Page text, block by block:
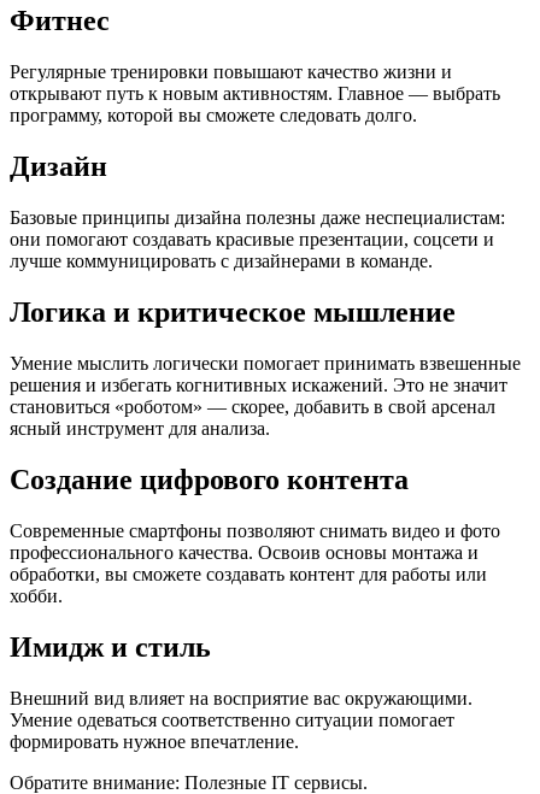
Фитнес
Регулярные тренировки повышают качество жизни и
открывают путь к новым активностям. Главное — выбрать
программу, которой вы сможете следовать долго.
Дизайн
Базовые принципы дизайна полезны даже неспециалистам:
они помогают создавать красивые презентации, соцсети и
лучше коммуницировать с дизайнерами в команде.
Логика и критическое мышление
Умение мыслить логически помогает принимать взвешенные
решения и избегать когнитивных искажений. Это не значит
становиться «роботом» — скорее, добавить в свой арсенал
ясный инструмент для анализа.
Создание цифрового контента
Современные смартфоны позволяют снимать видео и фото
профессионального качества. Освоив основы монтажа и
обработки, вы сможете создавать контент для работы или
хобби.
Имидж и стиль
Внешний вид влияет на восприятие вас окружающими.
Умение одеваться соответственно ситуации помогает
формировать нужное впечатление.
Обратите внимание: Полезные IT сервисы.